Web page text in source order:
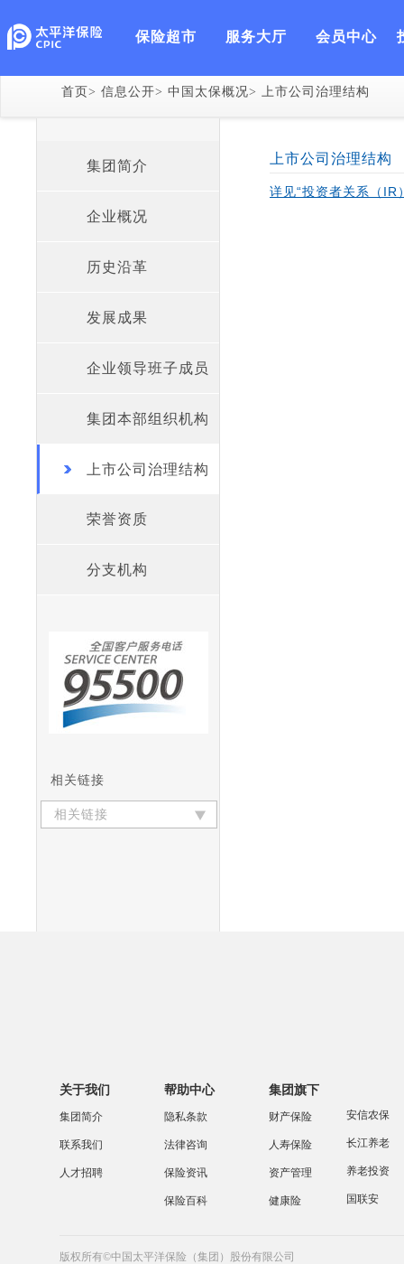
保险超市 服务大厅 会员中心
中国太保概况 业务布局 人力资
首页> 信息公开> 中国太保概况> 上市公司治理结构
集团简介
企业概况
历史沿革
发展成果
企业领导班子成员
集团本部组织机构
上市公司治理结构
荣誉资质
分支机构
相关链接
相关链接
上市公司治理结构
详见“投资者关系（IR
关于我们
集团简介
联系我们
人才招聘
帮助中心
隐私条款
法律咨询
保险资讯
保险百科
集团旗下
财产保险
人寿保险
资产管理
健康险
安信农保
长江养老
养老投资
国联安
版权所有©中国太平洋保险（集团）股份有限公司